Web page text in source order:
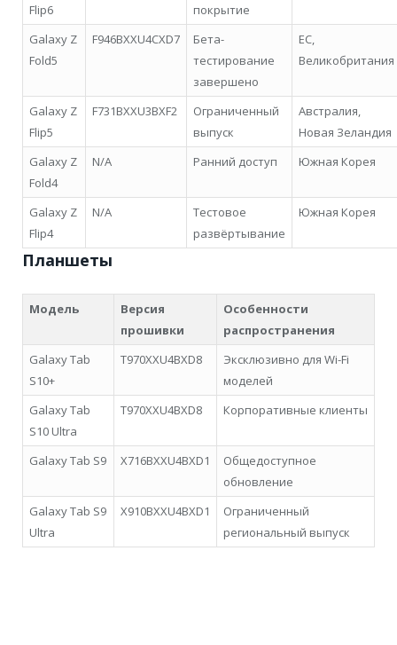
Flip6
покрытие
Galaxy Z
Fold5
F946BXXU4CXD7
Бета-
тестирование
завершено
ЕС,
Великобритания
Galaxy Z
Flip5
F731BXXU3BXF2
Ограниченный
выпуск
Австралия,
Новая Зеландия
Galaxy Z
Fold4
N/A Ранний доступ Южная Корея
Galaxy Z
Flip4
N/A
Тестовое
развёртывание
Южная Корея
Планшеты
Модель
Версия
прошивки
Особенности
распространения
Galaxy Tab
S10+
T970XXU4BXD8
Эксклюзивно для Wi-Fi
моделей
Galaxy Tab
S10 Ultra
T970XXU4BXD8 Корпоративные клиенты
Galaxy Tab S9 X716BXXU4BXD1
Общедоступное
обновление
Galaxy Tab S9
Ultra
X910BXXU4BXD1
Ограниченный
региональный выпуск